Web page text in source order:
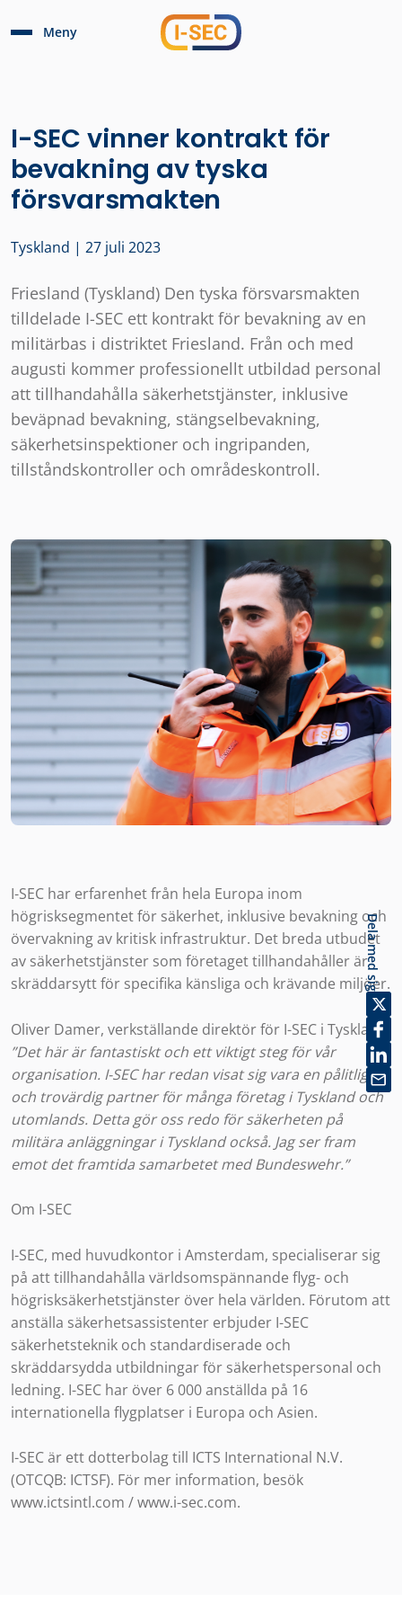
Meny
I-SEC vinner kontrakt för
bevakning av tyska
försvarsmakten
Tyskland | 27 juli 2023
Friesland (Tyskland) Den tyska försvarsmakten
tilldelade I-SEC ett kontrakt för bevakning av en
militärbas i distriktet Friesland. Från och med
augusti kommer professionellt utbildad personal
att tillhandahålla säkerhetstjänster, inklusive
beväpnad bevakning, stängselbevakning,
säkerhetsinspektioner och ingripanden,
tillståndskontroller och områdeskontroll.
I-SEC har erfarenhet från hela Europa inom
högrisksegmentet för säkerhet, inklusive bevakning och
övervakning av kritisk infrastruktur. Det breda utbudet
av säkerhetstjänster som företaget tillhandahåller är
skräddarsytt för specifika känsliga och krävande miljöer.
Oliver Damer, verkställande direktör för I-SEC i Tyskland:
”Det här är fantastiskt och ett viktigt steg för vår
organisation. I-SEC har redan visat sig vara en pålitlig
och trovärdig partner för många företag i Tyskland och
utomlands. Detta gör oss redo för säkerheten på
militära anläggningar i Tyskland också. Jag ser fram
emot det framtida samarbetet med Bundeswehr.”
Om I-SEC
I-SEC, med huvudkontor i Amsterdam, specialiserar sig
på att tillhandahålla världsomspännande flyg- och
högrisksäkerhetstjänster över hela världen. Förutom att
anställa säkerhetsassistenter erbjuder I-SEC
säkerhetsteknik och standardiserade och
skräddarsydda utbildningar för säkerhetspersonal och
ledning. I-SEC har över 6 000 anställda på 16
internationella flygplatser i Europa och Asien.
I-SEC är ett dotterbolag till ICTS International N.V.
(OTCQB: ICTSF). För mer information, besök
www.ictsintl.com / www.i-sec.com.
Dela med sig